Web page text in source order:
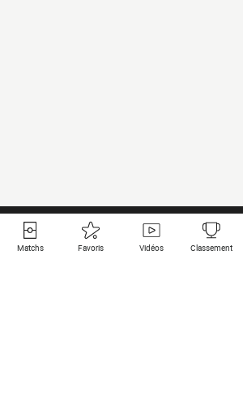
Matchs Favoris Vidéos Classement